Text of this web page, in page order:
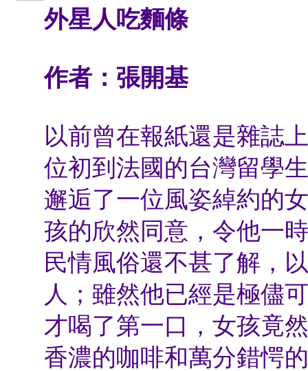
外星人吃麵條
作者：張開基
以前曾在報紙還是雜誌
位初到法國的台灣留學生
邂逅了一位風姿綽約的
孩的欣然同意，令他一
民情風俗還不甚了解，
人；雖然他已經是極儘
才喝了第一口，女孩竟
香濃的咖啡和萬分錯愕